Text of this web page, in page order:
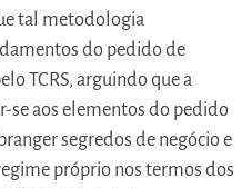
tal metodologia
do pedido de
TCRS, arguindo que a
se aos elementos do pedido
segredos de negócio e
próprio nos termos dos